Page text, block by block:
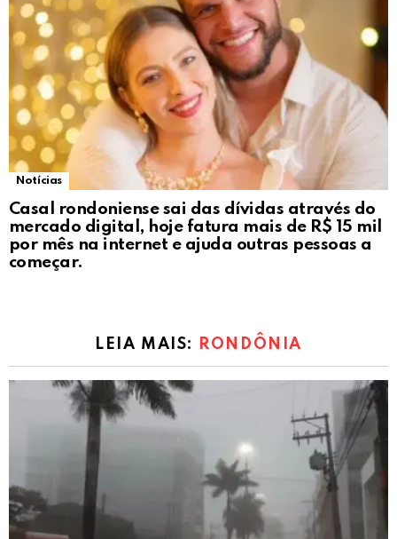
Notícias
Casal rondoniense sai das dívidas através do
mercado digital, hoje fatura mais de R$ 15 mil
por mês na internet e ajuda outras pessoas a
começar.
LEIA MAIS: RONDÔNIA